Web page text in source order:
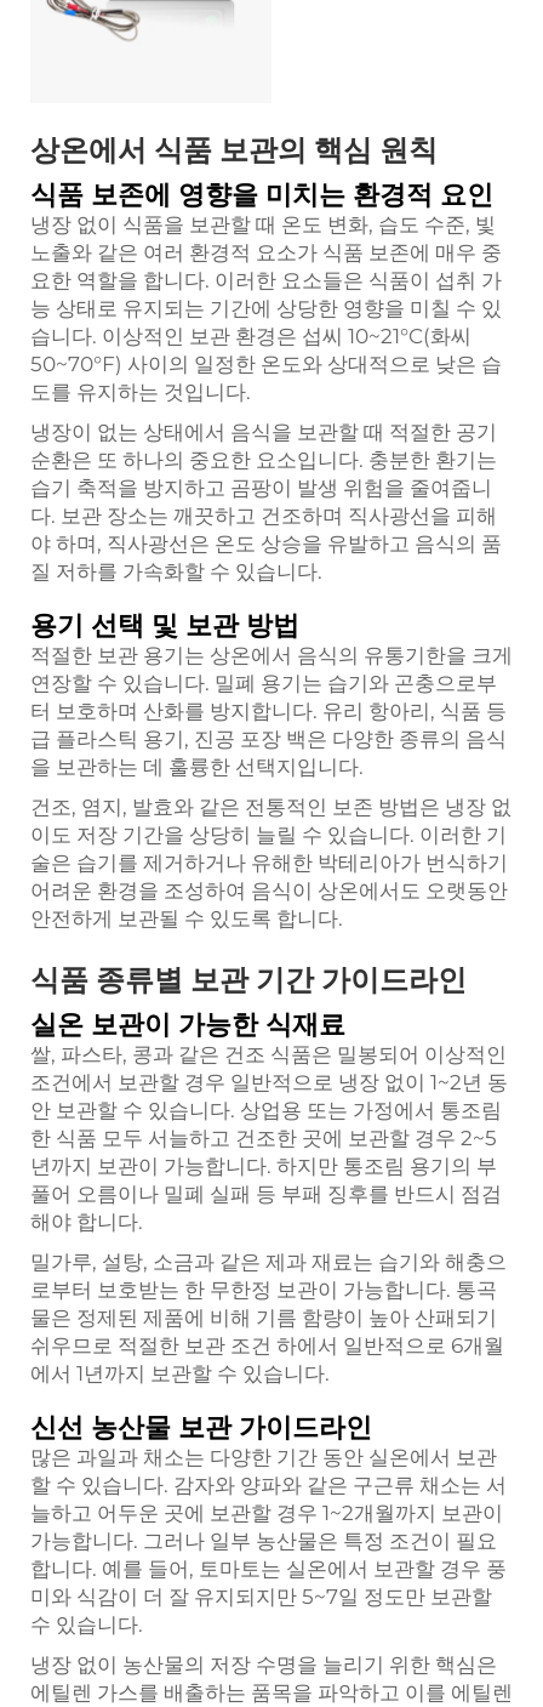
상온에서 식품 보관의 핵심 원칙
식품 보존에 영향을 미치는 환경적 요인
냉장 없이 식품을 보관할 때 온도 변화, 습도 수준, 빛
노출와 같은 여러 환경적 요소가 식품 보존에 매우 중
요한 역할을 합니다. 이러한 요소들은 식품이 섭취 가
능 상태로 유지되는 기간에 상당한 영향을 미칠 수 있
습니다. 이상적인 보관 환경은 섭씨 10~21°C(화씨
50~70°F) 사이의 일정한 온도와 상대적으로 낮은 습
도를 유지하는 것입니다.
냉장이 없는 상태에서 음식을 보관할 때 적절한 공기
순환은 또 하나의 중요한 요소입니다. 충분한 환기는
습기 축적을 방지하고 곰팡이 발생 위험을 줄여줍니
다. 보관 장소는 깨끗하고 건조하며 직사광선을 피해
야 하며, 직사광선은 온도 상승을 유발하고 음식의 품
질 저하를 가속화할 수 있습니다.
용기 선택 및 보관 방법
적절한 보관 용기는 상온에서 음식의 유통기한을 크게
연장할 수 있습니다. 밀폐 용기는 습기와 곤충으로부
터 보호하며 산화를 방지합니다. 유리 항아리, 식품 등
급 플라스틱 용기, 진공 포장 백은 다양한 종류의 음식
을 보관하는 데 훌륭한 선택지입니다.
건조, 염지, 발효와 같은 전통적인 보존 방법은 냉장 없
이도 저장 기간을 상당히 늘릴 수 있습니다. 이러한 기
술은 습기를 제거하거나 유해한 박테리아가 번식하기
어려운 환경을 조성하여 음식이 상온에서도 오랫동안
안전하게 보관될 수 있도록 합니다.
식품 종류별 보관 기간 가이드라인
실온 보관이 가능한 식재료
쌀, 파스타, 콩과 같은 건조 식품은 밀봉되어 이상적인
조건에서 보관할 경우 일반적으로 냉장 없이 1~2년 동
안 보관할 수 있습니다. 상업용 또는 가정에서 통조림
한 식품 모두 서늘하고 건조한 곳에 보관할 경우 2~5
년까지 보관이 가능합니다. 하지만 통조림 용기의 부
풀어 오름이나 밀폐 실패 등 부패 징후를 반드시 점검
해야 합니다.
밀가루, 설탕, 소금과 같은 제과 재료는 습기와 해충으
로부터 보호받는 한 무한정 보관이 가능합니다. 통곡
물은 정제된 제품에 비해 기름 함량이 높아 산패되기
쉬우므로 적절한 보관 조건 하에서 일반적으로 6개월
에서 1년까지 보관할 수 있습니다.
신선 농산물 보관 가이드라인
많은 과일과 채소는 다양한 기간 동안 실온에서 보관
할 수 있습니다. 감자와 양파와 같은 구근류 채소는 서
늘하고 어두운 곳에 보관할 경우 1~2개월까지 보관이
가능합니다. 그러나 일부 농산물은 특정 조건이 필요
합니다. 예를 들어, 토마토는 실온에서 보관할 경우 풍
미와 식감이 더 잘 유지되지만 5~7일 정도만 보관할
수 있습니다.
냉장 없이 농산물의 저장 수명을 늘리기 위한 핵심은
에틸렌 가스를 배출하는 품목을 파악하고 이를 에틸렌